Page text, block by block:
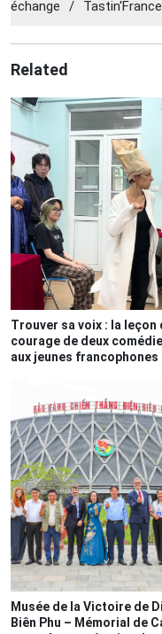
échange
/ Tastin'France
Related
Trouver sa voix : la leçon
courage de deux
aux jeunes francophones
Musée de la Victoire de
Biên Phu – Mémorial de